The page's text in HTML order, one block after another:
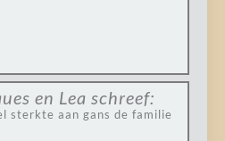
en Lea schreef:
sterkte aan gans de familie